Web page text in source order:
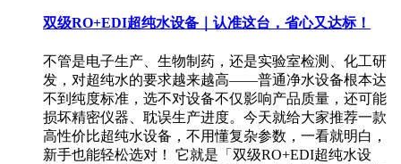
双级RO+EDI超纯水设备｜认准这台，省心又达标！
不管是电子生产、生物制药，还是实验室检测、化工研
发，对超纯水的要求越来越高——普通净水设备根本达
不到纯度标准，选不对设备不仅影响产品质量，还可能
损坏精密仪器、耽误生产进度。今天就给大家推荐一款
高性价比超纯水设备，不用懂复杂参数，一看就明白，
新手也能轻松选对！ 它就是「双级RO+EDI超纯水设